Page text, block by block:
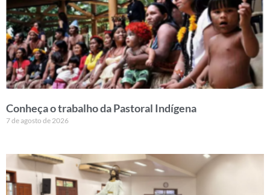
Conheça o trabalho da Pastoral Indígena
7 de agosto de 2026